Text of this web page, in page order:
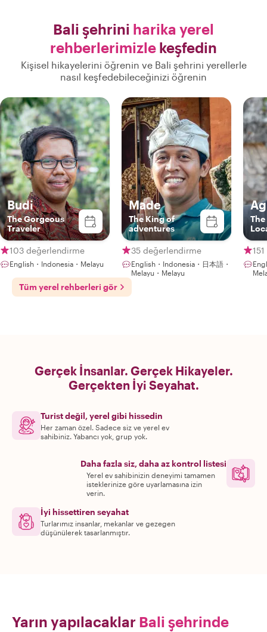
Bali şehrini harika yerel
rehberlerimizle keşfedin
Kişisel hikayelerini öğrenin ve Bali şehrini yerellerle
nasıl keşfedebileceğinizi öğrenin
Budi
The Gorgeous
Traveler
103 değerlendirme
English・Indonesia・Melayu
Made
The King of
adventures
35 değerlendirme
English・Indonesia・日本語・
Melayu・Melayu
Tüm yerel rehberleri gör
Gerçek İnsanlar. Gerçek Hikayeler.
Gerçekten İyi Seyahat.
Turist değil, yerel gibi hissedin
Her zaman özel. Sadece siz ve yerel ev
sahibiniz. Yabancı yok, grup yok.
Daha fazla siz, daha az kontrol listesi
Yerel ev sahibinizin deneyimi tamamen
isteklerinize göre uyarlamasına izin
verin.
İyi hissettiren seyahat
Turlarımız insanlar, mekanlar ve gezegen
düşünülerek tasarlanmıştır.
Yarın yapılacaklar Bali şehrinde